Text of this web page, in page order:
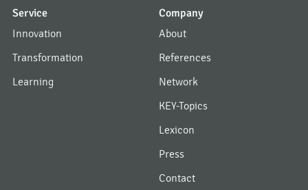
Service
Innovation
Transformation
Learning
Company
About
References
Network
KEY-Topics
Lexicon
Press
Contact